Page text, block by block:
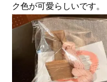
ク色が可愛らしいです。